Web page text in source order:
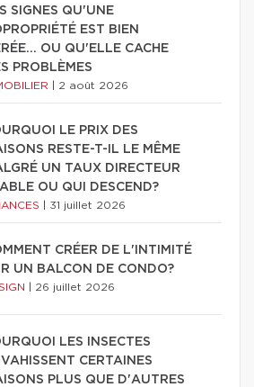
SIGNES QU'UNE
EST BIEN
OU QU'ELLE CACHE
PROBLÈMES
2 août 2026
LE PRIX DES
RESTE-T-IL LE MÊME
UN TAUX DIRECTEUR
OU QUI DESCEND?
31 juillet 2026
CRÉER DE L'INTIMITÉ
UN BALCON DE CONDO?
26 juillet 2026
LES INSECTES
CERTAINES
PLUS QUE D'AUTRES